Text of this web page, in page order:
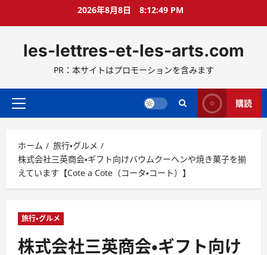
ス
ッ
2026年8月8日 8:12:50 PM
les-lettres-et-les-arts.com
PR：本サイトはプロモーションを含みます
メ
メ
ニ
ュ
ー
購読
ホーム
旅行・グルメ
株式会社三英商会・ギフト向けバウムクーヘンや焼き菓子を揃
えています【Cote a Cote（コータ・コート）】
旅行・グルメ
株式会社三英商会・ギフト向け